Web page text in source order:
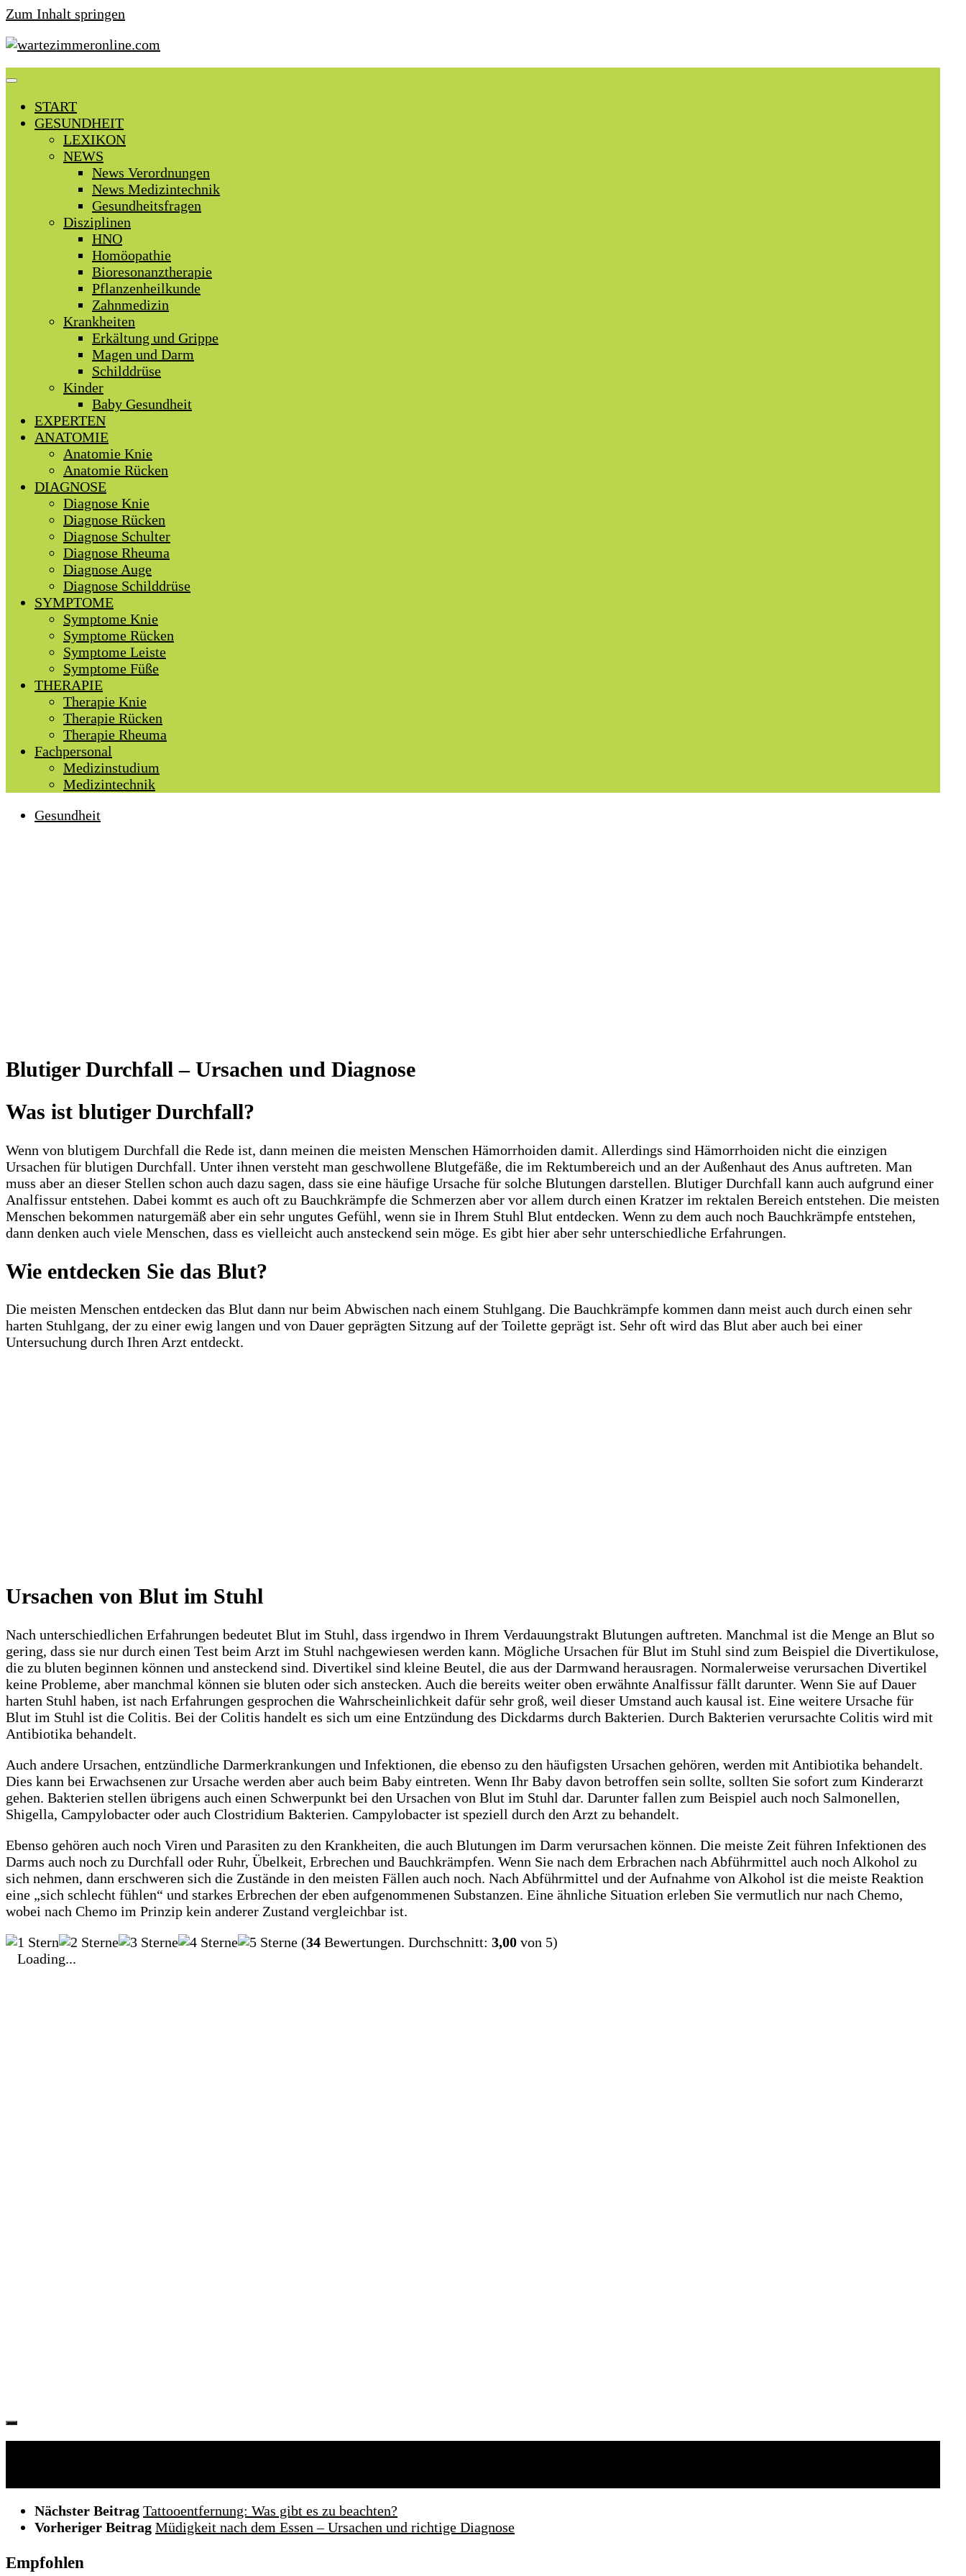
Zum Inhalt springen
START
GESUNDHEIT
LEXIKON
NEWS
News Verordnungen
News Medizintechnik
Gesundheitsfragen
Disziplinen
HNO
Homöopathie
Bioresonanztherapie
Pflanzenheilkunde
Zahnmedizin
Krankheiten
Erkältung und Grippe
Magen und Darm
Schilddrüse
Kinder
Baby Gesundheit
EXPERTEN
ANATOMIE
Anatomie Knie
Anatomie Rücken
DIAGNOSE
Diagnose Knie
Diagnose Rücken
Diagnose Schulter
Diagnose Rheuma
Diagnose Auge
Diagnose Schilddrüse
SYMPTOME
Symptome Knie
Symptome Rücken
Symptome Leiste
Symptome Füße
THERAPIE
Therapie Knie
Therapie Rücken
Therapie Rheuma
Fachpersonal
Medizinstudium
Medizintechnik
Gesundheit
Blutiger Durchfall – Ursachen und Diagnose
Was ist blutiger Durchfall?
Wenn von blutigem Durchfall die Rede ist, dann meinen die meisten Menschen Hämorrhoiden damit. Allerdings sind Hämorrhoiden nicht die einzigen
Ursachen für blutigen Durchfall. Unter ihnen versteht man geschwollene Blutgefäße, die im Rektumbereich und an der Außenhaut des Anus auftreten. Man
muss aber an dieser Stellen schon auch dazu sagen, dass sie eine häufige Ursache für solche Blutungen darstellen. Blutiger Durchfall kann auch aufgrund einer
Analfissur entstehen. Dabei kommt es auch oft zu Bauchkrämpfe die Schmerzen aber vor allem durch einen Kratzer im rektalen Bereich entstehen. Die meisten
Menschen bekommen naturgemäß aber ein sehr ungutes Gefühl, wenn sie in Ihrem Stuhl Blut entdecken. Wenn zu dem auch noch Bauchkrämpfe entstehen,
dann denken auch viele Menschen, dass es vielleicht auch ansteckend sein möge. Es gibt hier aber sehr unterschiedliche Erfahrungen.
Wie entdecken Sie das Blut?
Die meisten Menschen entdecken das Blut dann nur beim Abwischen nach einem Stuhlgang. Die Bauchkrämpfe kommen dann meist auch durch einen sehr
harten Stuhlgang, der zu einer ewig langen und von Dauer geprägten Sitzung auf der Toilette geprägt ist. Sehr oft wird das Blut aber auch bei einer
Untersuchung durch Ihren Arzt entdeckt.
Ursachen von Blut im Stuhl
Nach unterschiedlichen Erfahrungen bedeutet Blut im Stuhl, dass irgendwo in Ihrem Verdauungstrakt Blutungen auftreten. Manchmal ist die Menge an Blut so
gering, dass sie nur durch einen Test beim Arzt im Stuhl nachgewiesen werden kann. Mögliche Ursachen für Blut im Stuhl sind zum Beispiel die Divertikulose,
die zu bluten beginnen können und ansteckend sind. Divertikel sind kleine Beutel, die aus der Darmwand herausragen. Normalerweise verursachen Divertikel
keine Probleme, aber manchmal können sie bluten oder sich anstecken. Auch die bereits weiter oben erwähnte Analfissur fällt darunter. Wenn Sie auf Dauer
harten Stuhl haben, ist nach Erfahrungen gesprochen die Wahrscheinlichkeit dafür sehr groß, weil dieser Umstand auch kausal ist. Eine weitere Ursache für
Blut im Stuhl ist die Colitis. Bei der Colitis handelt es sich um eine Entzündung des Dickdarms durch Bakterien. Durch Bakterien verursachte Colitis wird mit
Antibiotika behandelt.
Auch andere Ursachen, entzündliche Darmerkrankungen und Infektionen, die ebenso zu den häufigsten Ursachen gehören, werden mit Antibiotika behandelt.
Dies kann bei Erwachsenen zur Ursache werden aber auch beim Baby eintreten. Wenn Ihr Baby davon betroffen sein sollte, sollten Sie sofort zum Kinderarzt
gehen. Bakterien stellen übrigens auch einen Schwerpunkt bei den Ursachen von Blut im Stuhl dar. Darunter fallen zum Beispiel auch noch Salmonellen,
Shigella, Campylobacter oder auch Clostridium Bakterien. Campylobacter ist speziell durch den Arzt zu behandelt.
Ebenso gehören auch noch Viren und Parasiten zu den Krankheiten, die auch Blutungen im Darm verursachen können. Die meiste Zeit führen Infektionen des
Darms auch noch zu Durchfall oder Ruhr, Übelkeit, Erbrechen und Bauchkrämpfen. Wenn Sie nach dem Erbrachen nach Abführmittel auch noch Alkohol zu
sich nehmen, dann erschweren sich die Zustände in den meisten Fällen auch noch. Nach Abführmittel und der Aufnahme von Alkohol ist die meiste Reaktion
eine „sich schlecht fühlen“ und starkes Erbrechen der eben aufgenommenen Substanzen. Eine ähnliche Situation erleben Sie vermutlich nur nach Chemo,
wobei nach Chemo im Prinzip kein anderer Zustand vergleichbar ist.
(34 Bewertungen. Durchschnitt: 3,00 von 5)
Loading...
Nächster Beitrag Tattooentfernung: Was gibt es zu beachten?
Vorheriger Beitrag Müdigkeit nach dem Essen – Ursachen und richtige Diagnose
Empfohlen